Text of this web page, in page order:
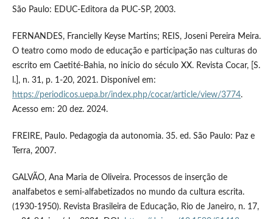
São Paulo: EDUC-Editora da PUC-SP, 2003.
FERNANDES, Francielly Keyse Martins; REIS, Joseni Pereira Meira.
O teatro como modo de educação e participação nas culturas do
escrito em Caetité-Bahia, no início do século XX. Revista Cocar, [S.
l.], n. 31, p. 1-20, 2021. Disponível em:
https://periodicos.uepa.br/index.php/cocar/article/view/3774.
Acesso em: 20 dez. 2024.
FREIRE, Paulo. Pedagogia da autonomia. 35. ed. São Paulo: Paz e
Terra, 2007.
GALVÃO, Ana Maria de Oliveira. Processos de inserção de
analfabetos e semi-alfabetizados no mundo da cultura escrita.
(1930-1950). Revista Brasileira de Educação, Rio de Janeiro, n. 17,